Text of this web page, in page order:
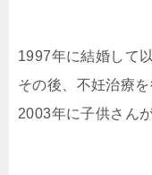
1997年に結婚して
その後、不妊治療
2003年に子供さん